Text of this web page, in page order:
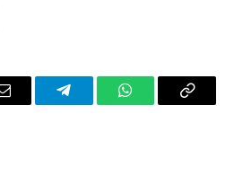
Email TelegramWhatsAppCopy